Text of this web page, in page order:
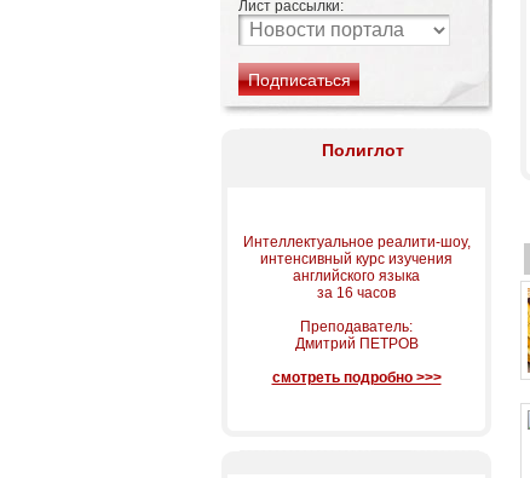
Лист рассылки:
Полиглот
Интеллектуальное реалити-шоу,
интенсивный курс изучения
английского языка
за 16 часов
Преподаватель:
Дмитрий ПЕТРОВ
смотреть подробно >>>